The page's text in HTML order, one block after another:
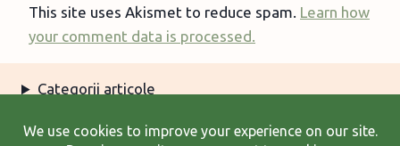
This site uses Akismet to reduce spam. Learn how
your comment data is processed.
Categorii articole
Arhiva articole